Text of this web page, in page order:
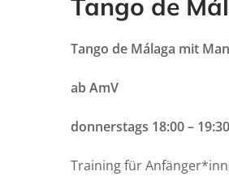
Tango de
Tango de Málaga mit
ab AmV
donnerstags 18:00 –
Training für